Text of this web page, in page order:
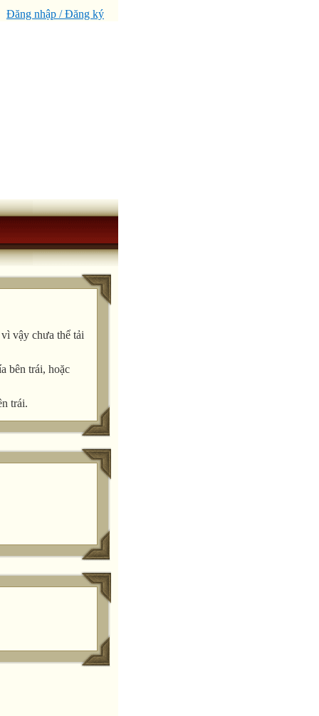
Đăng nhập / Đăng ký
vậy chưa thể tải
bên trái, hoặc
trái.